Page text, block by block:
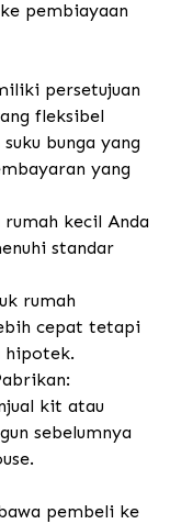
pembiayaan
persetujuan
fleksibel
bunga yang
yang
kecil Anda
standar
rumah
cepat tetapi
hipotek.
kit atau
sebelumnya
pembeli ke